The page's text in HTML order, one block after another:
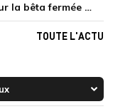
HoYoverse ouvre les inscriptions pour la bêta fermée de Honkai : Nexus Anima
TOUTE L'ACTU